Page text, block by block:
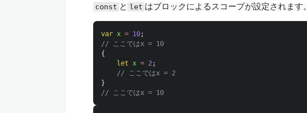
const と let はブロックによるスコープが設定されます。
var x = 10;
// ここではx = 10
{
let
x = 2 ;
// ここではx = 2
}
// ここではx = 10